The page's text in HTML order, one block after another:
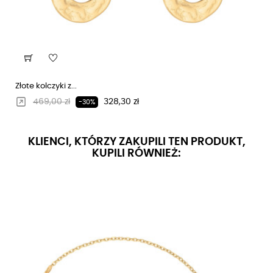
Złote kolczyki z...
Regularna cena
469,00 zł -30% Cena
328,30 zł
KLIENCI, KTÓRZY ZAKUPILI TEN PRODUKT,
KUPILI RÓWNIEŻ: